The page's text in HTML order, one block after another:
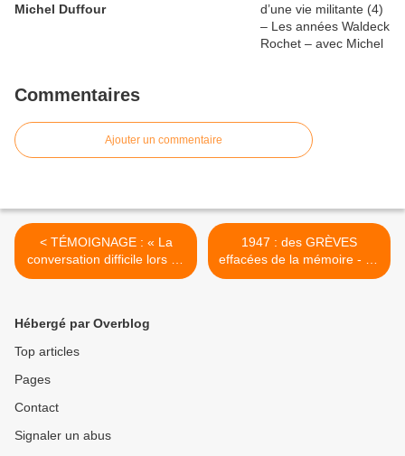
Michel Duffour
Commentaires
Ajouter un commentaire
< TÉMOIGNAGE : « La
conversation difficile lors de
la réunion du PCF à la
novembre dernier ».
1947 : des GRÈVES
effacées de la mémoire - un
livre pour se rappeler et
Hébergé par Overblog
Top articles
Pages
Contact
Signaler un abus